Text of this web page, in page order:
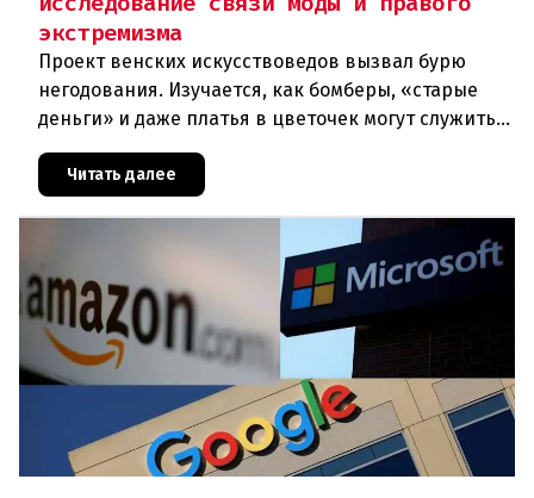
экстремизма
Проект венских искусствоведов вызвал бурю
негодования. Изучается, как бомберы, «старые
деньги» и даже платья в цветочек могут служить
инструментом пропаганды. Оппоненты требуют
ответа от министра наук
Читать далее